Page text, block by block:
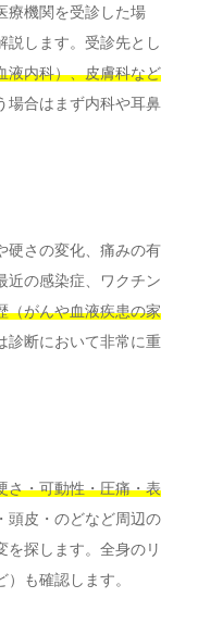
療機関を受診した場
説します。受診先とし
液内科）、皮膚科など
場合はまず内科や耳鼻
硬さの変化、痛みの有
近の感染症、ワクチン
（がんや血液疾患の家
診断において非常に重
さ・可動性・圧痛・表
頭皮・のどなど周辺の
を探します。全身のリ
も確認します。